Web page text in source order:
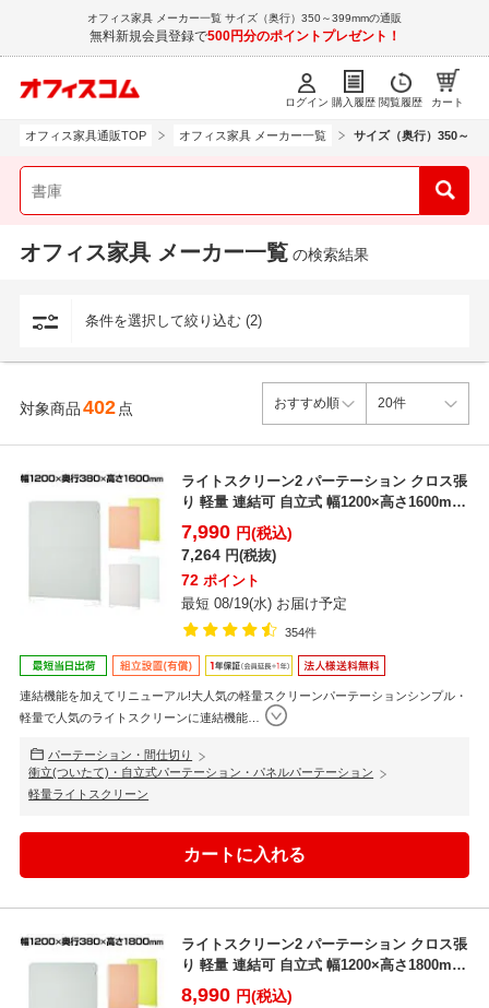
オフィス家具 メーカー一覧 サイズ（奥行）350～399mmの通販
無料新規会員登録で500円分のポイントプレゼント！
ログイン 購入履歴 閲覧履歴 カート
オフィス家具通販TOP オフィス家具 メーカー一覧 サイズ（奥行）350～
オフィス家具 メーカー一覧 の検索結果
条件を選択して絞り込む (2)
対象商品402 点
ライトスクリーン2 パーテーション クロス張
り 軽量 連結可 自立式 幅1200×高さ1600mm
...
7,990 円(税込)
7,264 円(税抜)
72 ポイント
最短 08/19(水) お届け予定
354件
連結機能を加えてリニューアル!大人気の軽量スクリーンパーテーションシンプル・
軽量で人気のライトスクリーンに連結機能…
パーテーション・間仕切り
衝立(ついたて)・自立式パーテーション・パネルパーテーション
軽量ライトスクリーン
ライトスクリーン2 パーテーション クロス張
り 軽量 連結可 自立式 幅1200×高さ1800mm
...
8,990 円(税込)